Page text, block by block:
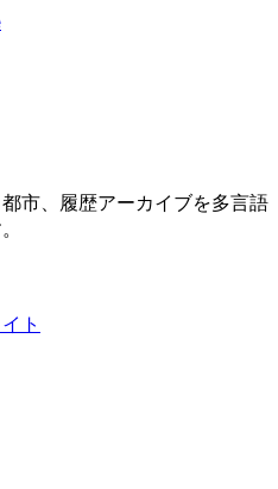
市、履歴アーカイブを多言語
ト